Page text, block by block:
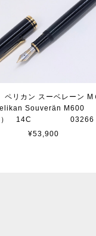
リカン スーベレーン M
Souverän M600
） 14C 03266
¥53,900